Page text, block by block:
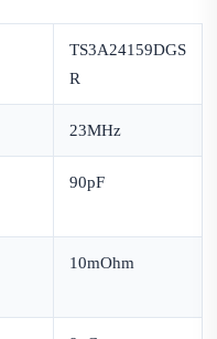
TS3A24159DGS
R
23MHz
90pF
10mOhm